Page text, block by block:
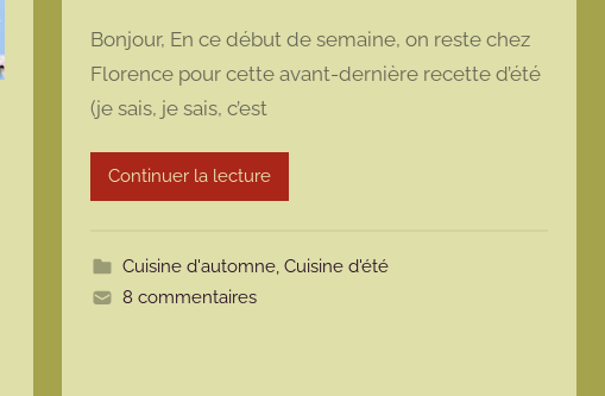
r
m
t
Bonjour, En ce début de semaine, on reste chez
Florence pour cette avant-dernière recette d’été
(je sais, je sais, c’est
Continuer la lecture
Cuisine d'automne,Cuisine d'été
8 commentaires